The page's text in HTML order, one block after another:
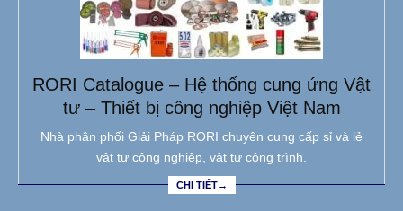
RORI Catalogue – Hệ thống cung ứng Vật
tư – Thiết bị công nghiệp Việt Nam
Nhà phân phối Giải Pháp RORI chuyên cung cấp sỉ và lẻ
vật tư công nghiệp, vật tư công trình.
CHI TIẾT→